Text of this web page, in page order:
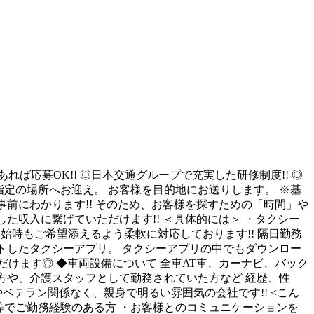
れば応募OK!! ◎日本交通グループで充実した研修制度!! ◎
の場所へお迎え。 お客様を目的地にお送りします。 ※基
にわかります!! そのため、お客様を探すための「時間」や
収入に繋げていただけます!! ＜具体的には＞ ・タクシー
時もご希望添えるよう柔軟に対応しております!! 隔日勤務
たタクシーアプリ。 タクシーアプリの中でもダウンロー
けます◎ ◆車両設備について 全車AT車、カーナビ、バック
、介護スタッフとして勤務されていた方など 経歴、性
テラン関係なく、親身で明るい雰囲気の会社です!! <こん
ご勤務経験のある方 ・お客様とのコミュニケーションを